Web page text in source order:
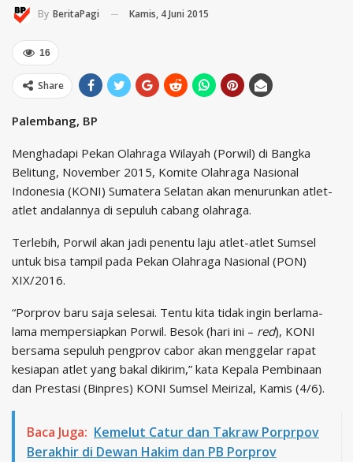
By BeritaPagi Kamis, 4 Juni 2015
16
Share
Palembang, BP
Menghadapi Pekan Olahraga Wilayah (Porwil) di Bangka
Belitung, November 2015, Komite Olahraga Nasional
Indonesia (KONI) Sumatera Selatan akan menurunkan atlet-
atlet andalannya di sepuluh cabang olahraga.
Terlebih, Porwil akan jadi penentu laju atlet-atlet Sumsel
untuk bisa tampil pada Pekan Olahraga Nasional (PON)
XIX/2016.
“Porprov baru saja selesai. Tentu kita tidak ingin berlama-
lama mempersiapkan Porwil. Besok (hari ini – red), KONI
bersama sepuluh pengprov cabor akan menggelar rapat
kesiapan atlet yang bakal dikirim,” kata Kepala Pembinaan
dan Prestasi (Binpres) KONI Sumsel Meirizal, Kamis (4/6).
Baca Juga: Kemelut Catur dan Takraw Porprpov
Berakhir di Dewan Hakim dan PB Porprov